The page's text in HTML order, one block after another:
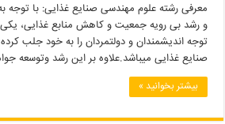
معرفی رشته علوم مهندسی صنایع غذایی: با توجه به
و رشد بی رویه جمعیت و کاهش منابع غذایی،
توجه اندیشمندان و دولتمردان را به خود جلب
صنایع غذایی میباشد.علاوه بر این رشد وتوسعه
بیشتر بخوانید »